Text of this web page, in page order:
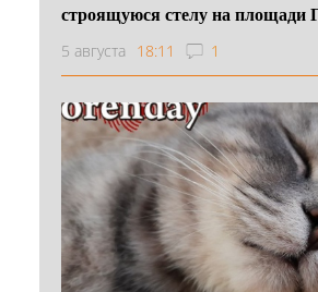
строящуюся стелу на площади
5 августа 18:11 1